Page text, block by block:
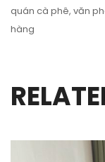
quán cà phê, văn
hàng